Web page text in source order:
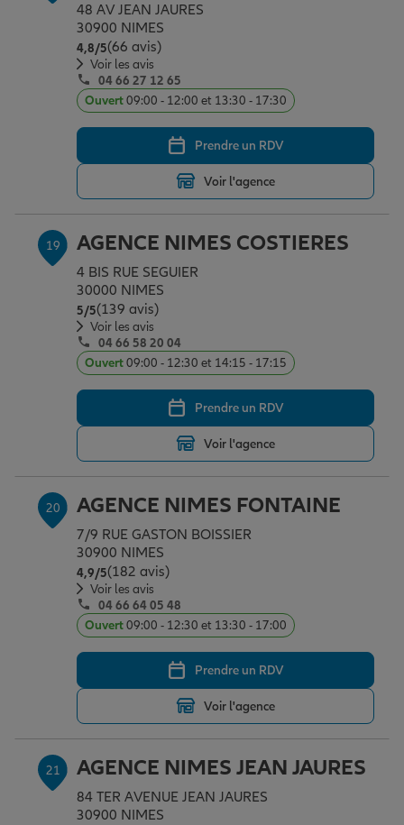
48 AV JEAN JAURES
30900 NIMES
4,8/5Note de 4.8 sur 5
(66 avis)
Voir les avis
04 66 27 12 65
Ouvert09:00 - 12:00 et 13:30 - 17:30
Prendre un RDV
Voir l'agence
19 AGENCE NIMES COSTIERES
4 BIS RUE SEGUIER
30000 NIMES
5/5Note de 5 sur 5
(139 avis)
Voir les avis
04 66 58 20 04
Ouvert09:00 - 12:30 et 14:15 - 17:15
Prendre un RDV
Voir l'agence
20 AGENCE NIMES FONTAINE
7/9 RUE GASTON BOISSIER
30900 NIMES
4,9/5Note de 4.9 sur 5
(182 avis)
Voir les avis
04 66 64 05 48
Ouvert09:00 - 12:30 et 13:30 - 17:00
Prendre un RDV
Voir l'agence
21 AGENCE NIMES JEAN JAURES
84 TER AVENUE JEAN JAURES
30900 NIMES